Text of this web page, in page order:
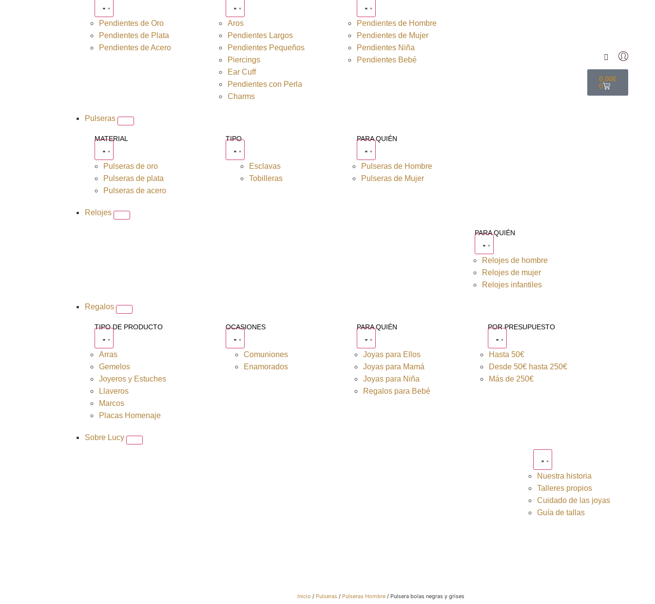
Pendientes de Oro
Pendientes de Plata
Pendientes de Acero
Aros
Pendientes Largos
Pendientes Pequeños
Piercings
Ear Cuff
Pendientes con Perla
Charms
Pendientes de Hombre
Pendientes de Mujer
Pendientes Niña
Pendientes Bebé
Pulseras
MATERIAL
Pulseras de oro
Pulseras de plata
Pulseras de acero
TIPO
Esclavas
Tobilleras
PARA QUIÉN
Pulseras de Hombre
Pulseras de Mujer
Relojes
PARA QUIÉN
Relojes de hombre
Relojes de mujer
Relojes infantiles
Regalos
TIPO DE PRODUCTO
Arras
Gemelos
Joyeros y Estuches
Llaveros
Marcos
Placas Homenaje
OCASIONES
Comuniones
Enamorados
PARA QUIÉN
Joyas para Ellos
Joyas para Mamá
Joyas para Niña
Regalos para Bebé
POR PRESUPUESTO
Hasta 50€
Desde 50€ hasta 250€
Más de 250€
Sobre Lucy
Nuestra historia
Talleres propios
Cuidado de las joyas
Guía de tallas
0,00€
0
Inicio / Pulseras / Pulseras Hombre / Pulsera bolas negras y grises